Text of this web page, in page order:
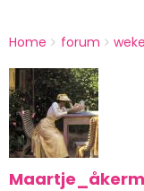
BREADCRUMBS
You
here:
Home forum